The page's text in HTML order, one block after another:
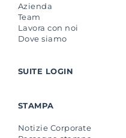
Azienda
Team
Lavora con noi
Dove siamo
SUITE LOGIN
STAMPA
Notizie Corporate